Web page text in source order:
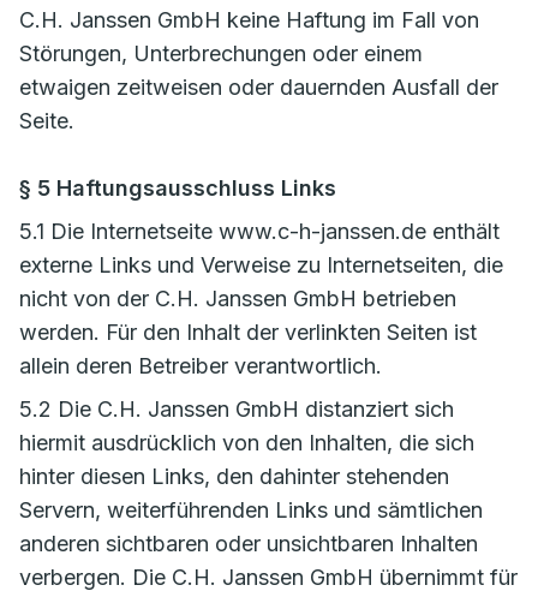
C.H. Janssen GmbH keine Haftung im Fall von
Störungen, Unterbrechungen oder einem
etwaigen zeitweisen oder dauernden Ausfall der
Seite.
§ 5 Haftungsausschluss Links
5.1 Die Internetseite www.c-h-janssen.de enthält
externe Links und Verweise zu Internetseiten, die
nicht von der C.H. Janssen GmbH betrieben
werden. Für den Inhalt der verlinkten Seiten ist
allein deren Betreiber verantwortlich.
5.2 Die C.H. Janssen GmbH distanziert sich
hiermit ausdrücklich von den Inhalten, die sich
hinter diesen Links, den dahinter stehenden
Servern, weiterführenden Links und sämtlichen
anderen sichtbaren oder unsichtbaren Inhalten
verbergen. Die C.H. Janssen GmbH übernimmt für